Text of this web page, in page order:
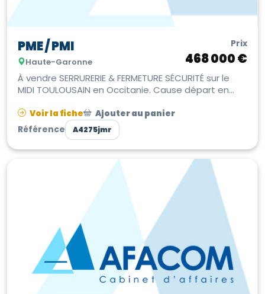
PME / PMI
Haute-Garonne
Prix
468 000 €
À vendre SERRURERIE & FERMETURE SÉCURITÉ sur le
MIDI TOULOUSAIN en Occitanie. Cause départ en
Voir la fiche Ajouter au panier
Référence A4275jmr